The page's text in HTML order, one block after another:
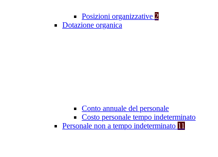
Posizioni organizzative 2
Dotazione organica
Conto annuale del personale
Costo personale tempo indeterminato
Personale non a tempo indeterminato 11